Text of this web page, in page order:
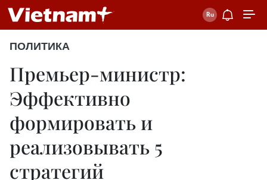
ПОЛИТИКА
Премьер-министр:
Эффективно
формировать и
реализовывать 5
стратегий